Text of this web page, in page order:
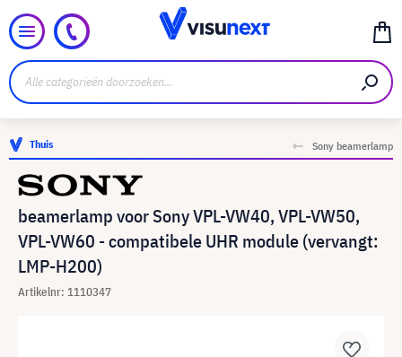
Thuis Sony beamerlamp
beamerlamp voor Sony VPL-VW40, VPL-VW50,
VPL-VW60 - compatibele UHR module (vervangt:
LMP-H200)
Artikelnr: 1110347